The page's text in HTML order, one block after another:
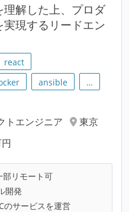
解した上、プロダ
現するリードエン
react
ansible …
トエンジニア
東京
部リモート可
開発
のサービスを運営